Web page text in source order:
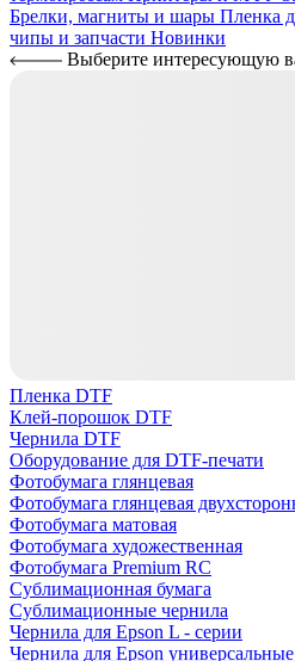
Брелки, магниты и шары Пленка
чипы и запчасти Новинки
Выберите интересующую
Пленка DTF
Клей-порошок DTF
Чернила DTF
Оборудование для DTF-печати
Фотобумага глянцевая
Фотобумага глянцевая
Фотобумага матовая
Фотобумага художественная
Фотобумага Premium RC
Сублимационная бумага
Сублимационные чернила
Чернила для Epson L - серии
Чернила для Epson